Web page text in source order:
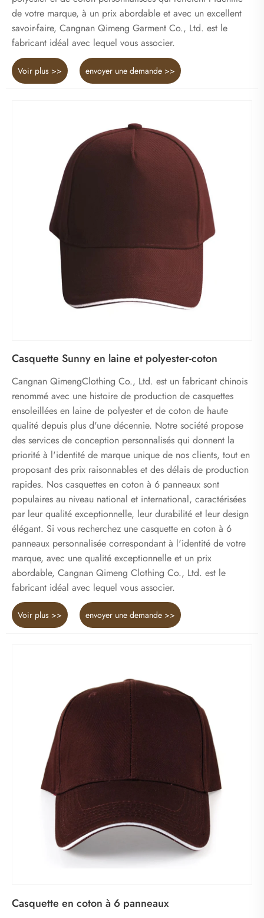
de votre marque, à un prix abordable et avec un excellent
savoir-faire, Cangnan Qimeng Garment Co., Ltd. est le
fabricant idéal avec lequel vous associer.
Voir plus >> envoyer une demande >>
Casquette Sunny en laine et polyester-coton
Cangnan QimengClothing Co., Ltd. est un fabricant chinois
renommé avec une histoire de production de casquettes
ensoleillées en laine de polyester et de coton de haute
qualité depuis plus d'une décennie. Notre société propose
des services de conception personnalisés qui donnent la
priorité à l'identité de marque unique de nos clients, tout en
proposant des prix raisonnables et des délais de production
rapides. Nos casquettes en coton à 6 panneaux sont
populaires au niveau national et international, caractérisées
par leur qualité exceptionnelle, leur durabilité et leur design
élégant. Si vous recherchez une casquette en coton à 6
panneaux personnalisée correspondant à l'identité de votre
marque, avec une qualité exceptionnelle et un prix
abordable, Cangnan Qimeng Clothing Co., Ltd. est le
fabricant idéal avec lequel vous associer.
Voir plus >> envoyer une demande >>
Casquette en coton à 6 panneaux